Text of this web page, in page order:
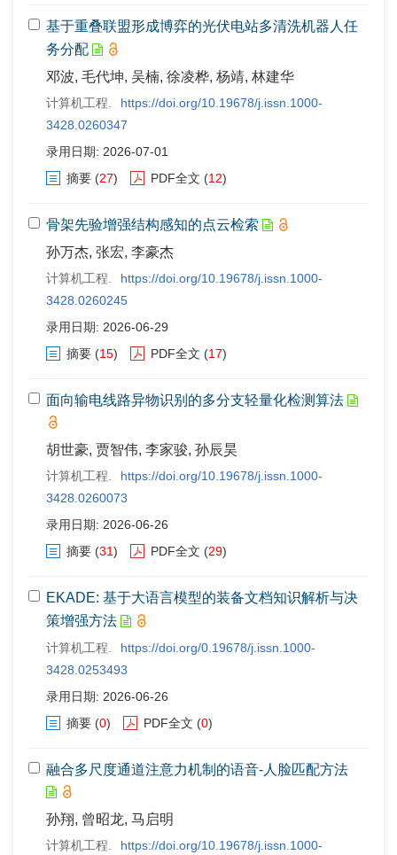
基于重叠联盟形成博弈的光伏电站多清洗机器人任
务分配
邓波, 毛代坤, 吴楠, 徐凌桦, 杨靖, 林建华
计算机工程.
https://doi.org/10.19678/j.issn.1000-
3428.0260347
录用日期: 2026-07-01
摘要 (27) PDF全文 (12)
骨架先验增强结构感知的点云检索
孙万杰, 张宏, 李豪杰
计算机工程.
https://doi.org/10.19678/j.issn.1000-
3428.0260245
录用日期: 2026-06-29
摘要 (15) PDF全文 (17)
面向输电线路异物识别的多分支轻量化检测算法
胡世豪, 贾智伟, 李家骏, 孙辰昊
计算机工程.
https://doi.org/10.19678/j.issn.1000-
3428.0260073
录用日期: 2026-06-26
摘要 (31) PDF全文 (29)
EKADE: 基于大语言模型的装备文档知识解析与决
策增强方法
计算机工程.
https://doi.org/0.19678/j.issn.1000-
3428.0253493
录用日期: 2026-06-26
摘要 (0) PDF全文 (0)
融合多尺度通道注意力机制的语音-人脸匹配方法
孙翔, 曾昭龙, 马启明
计算机工程. https://doi.org/10.19678/j.issn.1000-